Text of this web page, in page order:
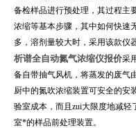
备检样品进行预处理，其过程主
浓缩等基本步骤，其中如何快速
多，溶剂量较大时，采用该款仪
析谱全自动氮气浓缩仪报价采
备自带抽气风机，将蒸发的废气
厨中的氮吹浓缩装置可安全的安
验室成本，而且zui大限度地减
室*的样品前处理装置。